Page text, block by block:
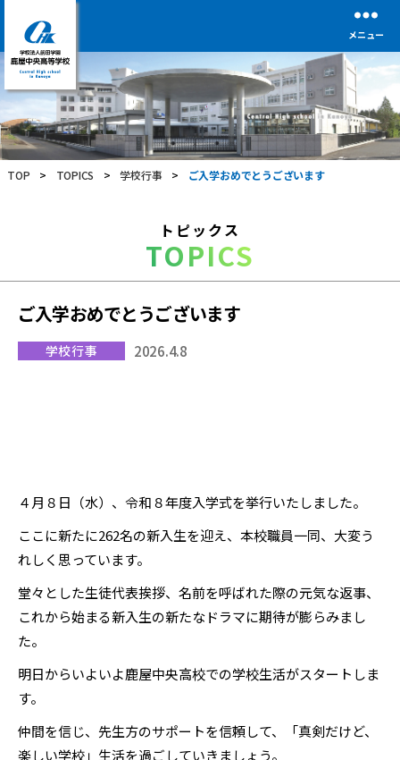
学
校
法
人
前
田
央
高
等
学
校
メニュー
TOP > TOPICS > 学校行事 > ご入学おめでとうございます
トピックス
TOPICS
ご入学おめでとうございます
学校行事 2026.4.8
４月８日（水）、令和８年度入学式を挙行いたしました。
ここに新たに262名の新入生を迎え、本校職員一同、大変う
れしく思っています。
堂々とした生徒代表挨拶、名前を呼ばれた際の元気な返事、
これから始まる新入生の新たなドラマに期待が膨らみまし
た。
明日からいよいよ鹿屋中央高校での学校生活がスタートしま
す。
仲間を信じ、先生方のサポートを信頼して、「真剣だけど、
楽しい学校」生活を過ごしていきましょう。